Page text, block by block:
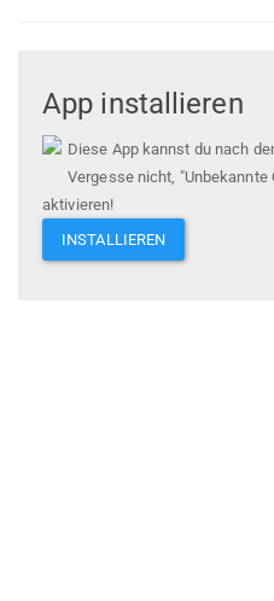
App installieren
Diese App kannst du nach
Vergesse nicht, "Unbekannte
aktivieren!
INSTALLIEREN